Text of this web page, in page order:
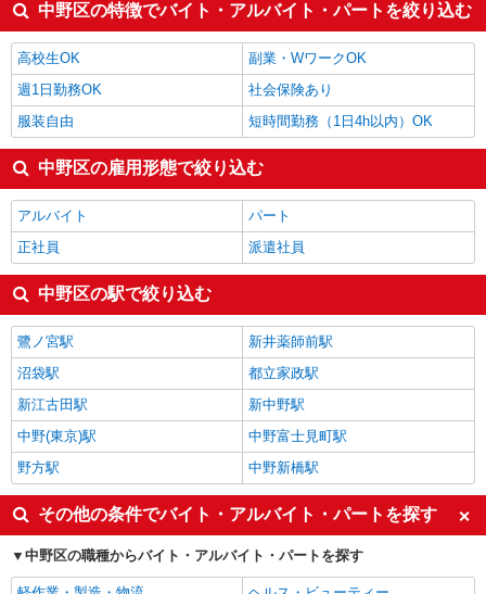
中野区の特徴でバイト・アルバイト・パートを絞り込む
高校生OK
副業・WワークOK
週1日勤務OK
社会保険あり
服装自由
短時間勤務（1日4h以内）OK
中野区の雇用形態で絞り込む
アルバイト
パート
正社員
派遣社員
中野区の駅で絞り込む
鷺ノ宮駅
新井薬師前駅
沼袋駅
都立家政駅
新江古田駅
新中野駅
中野(東京)駅
中野富士見町駅
野方駅
中野新橋駅
その他の条件でバイト・アルバイト・パートを探す
中野区の職種からバイト・アルバイト・パートを探す